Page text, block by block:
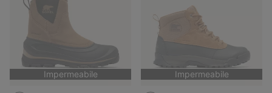
Impermeabile Impermeabile